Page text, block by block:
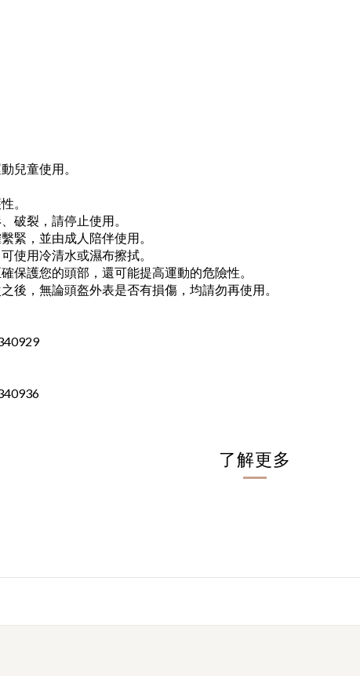
兒童使用。
。
破裂，請停止使用。
緊，並由成人陪伴使用。
使用冷清水或濕布擦拭。
保護您的頭部，還可能提高運動的危險性。
後，無論頭盔外表是否有損傷，均請勿再使用。
了解更多